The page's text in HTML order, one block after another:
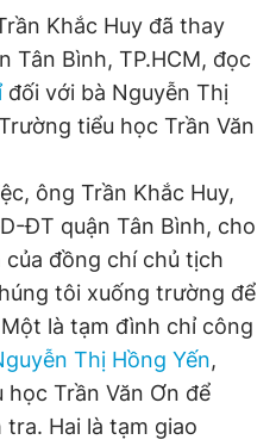
Liên hệ quảng cáo
thoại
Liên hệ quảng cáo
0908 780 404
Khắc Huy đã thay
Tân Bình, TP.HCM, đọc
đối với bà Nguyễn Thị
tiểu học Trần Văn
ông Trần Khắc Huy,
ĐT quận Tân Bình, cho
của đồng chí chủ tịch
tôi xuống trường để
là tạm đình chỉ công
Thị Hồng Yến,
Trần Văn Ơn để
Hai là tạm giao